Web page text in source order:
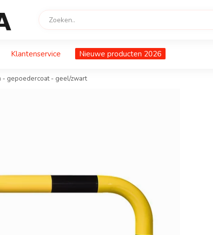
Klantenservice Nieuwe producten 2026
- gepoedercoat - geel/zwart